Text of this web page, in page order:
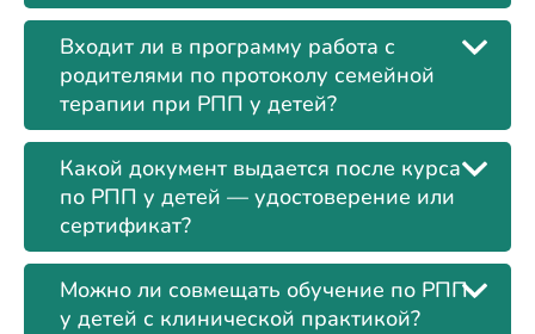
Входит ли в программу работа с
родителями по протоколу семейной
терапии при РПП у детей?
Какой документ выдается после курса
по РПП у детей — удостоверение или
сертификат?
Можно ли совмещать обучение по РПП
у детей с клинической практикой?